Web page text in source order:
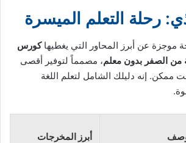
رحلة التعلم الميسرة
موجزة عن أبرز المحاور التي يغطيهاكورس
من الصفر بدون معلم، مصمماً لتوفير أقصى
ممكن. إنه دليلك الشامل لتعلم اللغة
أبرز المخرجات